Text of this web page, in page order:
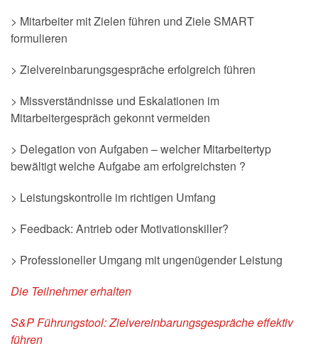
> Mitarbeiter mit Zielen führen und Ziele SMART
formulieren
> Zielvereinbarungsgespräche erfolgreich führen
> Missverständnisse und Eskalationen im
Mitarbeitergespräch gekonnt vermeiden
> Delegation von Aufgaben – welcher Mitarbeitertyp
bewältigt welche Aufgabe am erfolgreichsten ?
> Leistungskontrolle im richtigen Umfang
> Feedback: Antrieb oder Motivationskiller?
> Professioneller Umgang mit ungenügender Leistung
Die Teilnehmer erhalten
S&P Führungstool: Zielvereinbarungsgespräche effektiv
führen